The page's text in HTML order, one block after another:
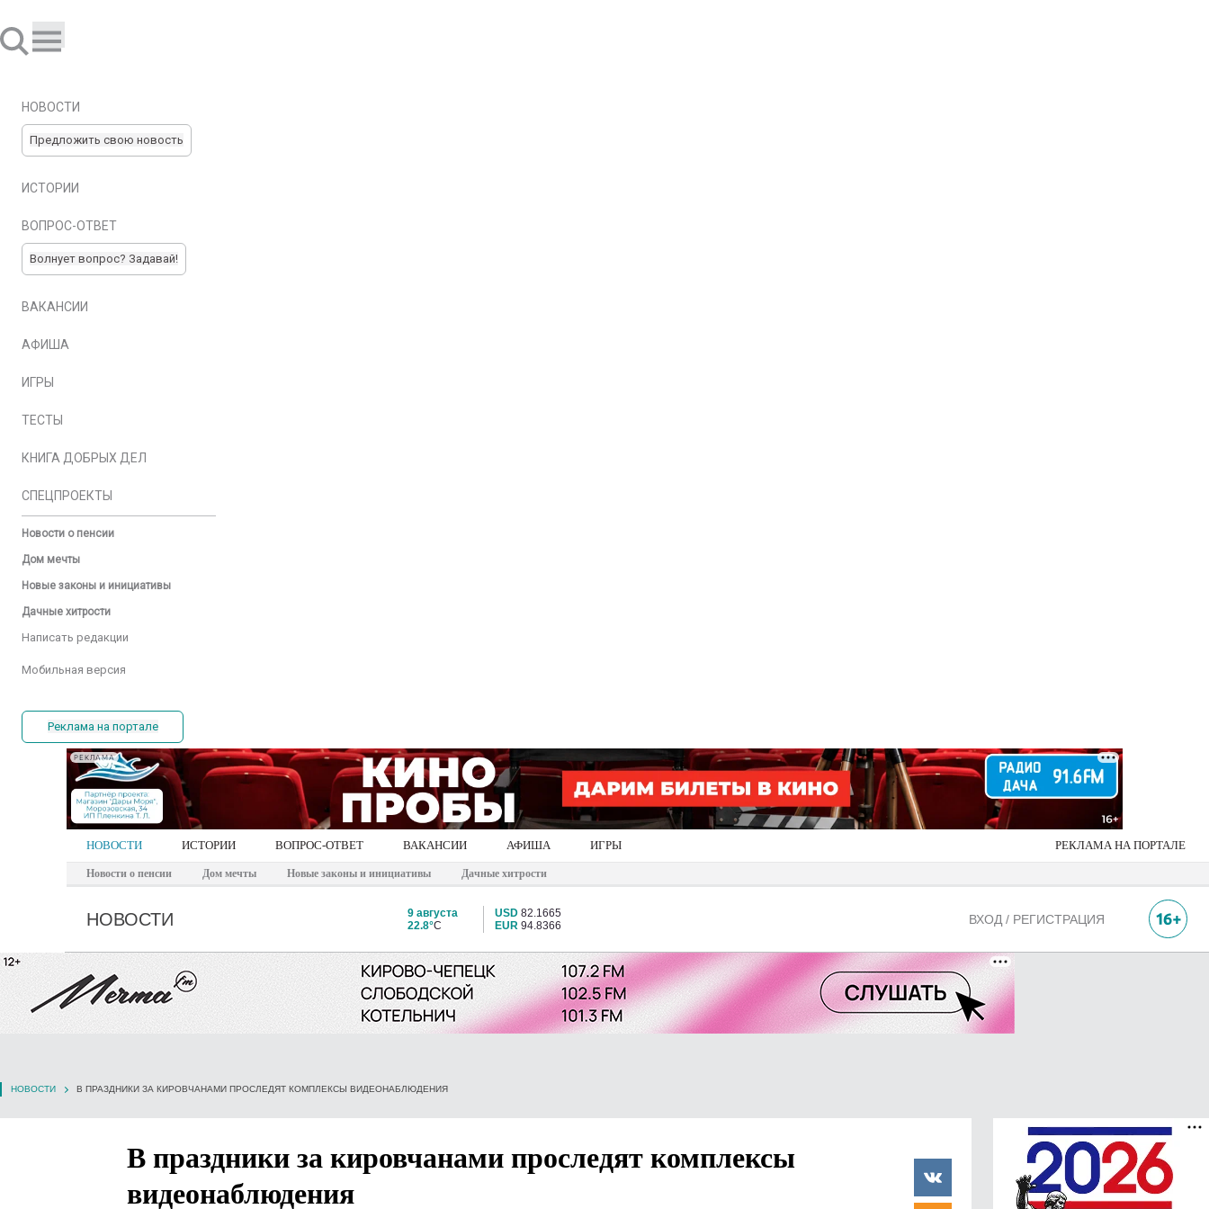
НОВОСТИ
Предложить свою новость
ИСТОРИИ
ВОПРОС-ОТВЕТ
Волнует вопрос? Задавай!
ВАКАНСИИ
АФИША
ИГРЫ
ТЕСТЫ
КНИГА ДОБРЫХ ДЕЛ
СПЕЦПРОЕКТЫ
Новости о пенсии
Дом мечты
Новые законы и инициативы
Дачные хитрости
Написать редакции
Мобильная версия
Реклама на портале
РЕКЛАМА
НОВОСТИ ИСТОРИИ ВОПРОС-ОТВЕТ ВАКАНСИИ АФИША ИГРЫ РЕКЛАМА НА ПОРТАЛЕ
Новости о пенсии Дом мечты Новые законы и инициативы Дачные хитрости
НОВОСТИ
9 августа
22.8°C
USD 82.1665
EUR 94.8366 ВХОД / РЕГИСТРАЦИЯ
НОВОСТИ В ПРАЗДНИКИ ЗА КИРОВЧАНАМИ ПРОСЛЕДЯТ КОМПЛЕКСЫ ВИДЕОНАБЛЮДЕНИЯ
В праздники за кировчанами проследят комплексы
видеонаблюдения